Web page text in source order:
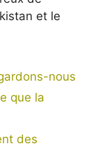
et le
nous
que la
des